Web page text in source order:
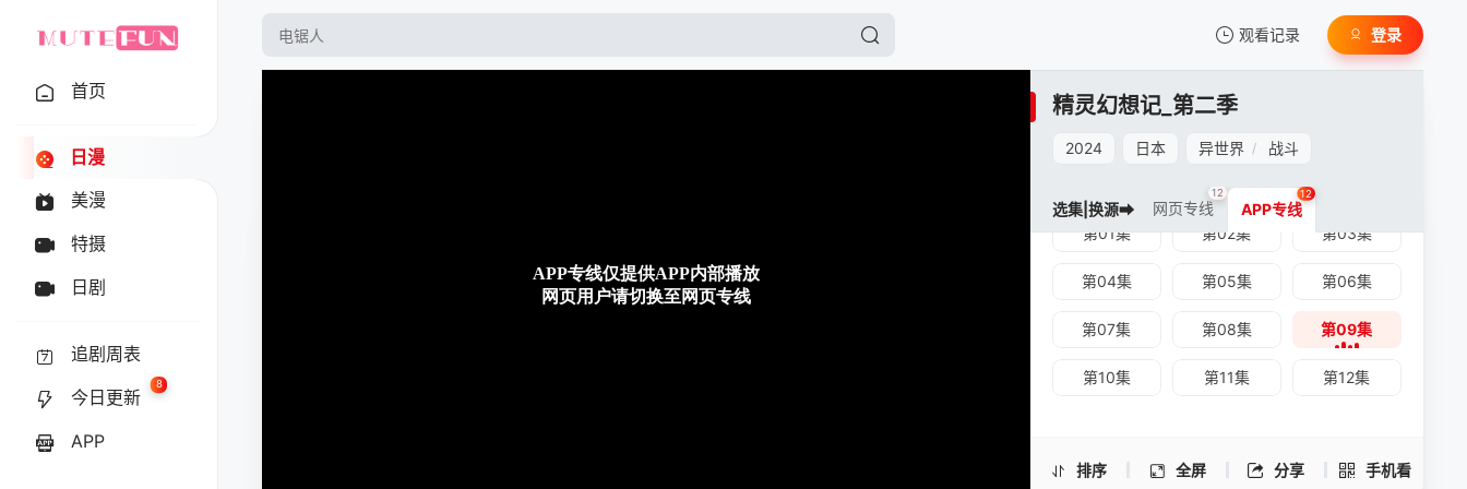
观看记录
我的观影记录
登录
首页
日漫
美漫
特摄
日剧
追剧周表
今日更新
8
APP
精灵幻想记_第二季
2024 日本 异世界 / 战斗
排序 全屏 分享 手机看
手机扫一扫继续看
选集|换源➡ 网页专线
12
APP专线
12
第01集 第02集 第03集
第04集 第05集 第06集
第07集 第08集 第09集
第10集 第11集 第12集